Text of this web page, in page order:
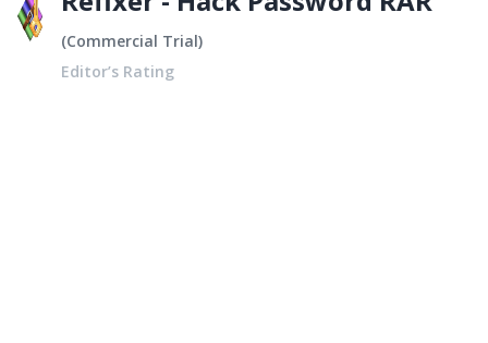
(Commercial Trial)
Editor’s Rating